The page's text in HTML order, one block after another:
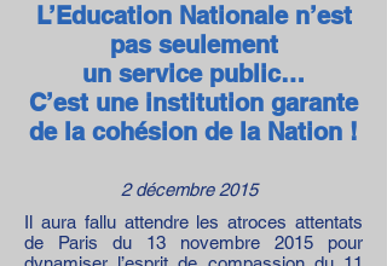
L’Education Nationale n’est
pas seulement
un service public…
C’est une institution garante
de la cohésion de la Nation !
2 décembre 2015
Il aura fallu attendre les atroces attentats
de Paris du 13 novembre 2015 pour